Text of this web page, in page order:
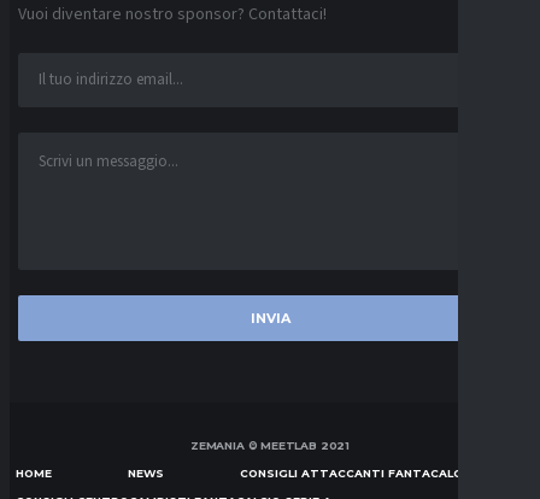
Vuoi diventare nostro sponsor? Contattaci!
ZEMANIA © MEETLAB 2021
HOME NEWS CONSIGLI ATTACCANTI FANTACALCIO SERIE A